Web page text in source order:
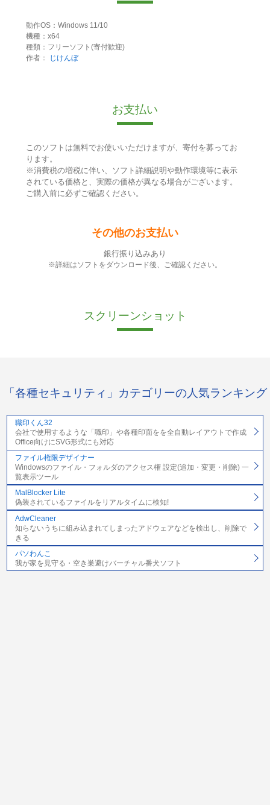
動作OS：Windows 11/10
機種：x64
種類：フリーソフト(寄付歓迎)
作者：
じけんぼ
お支払い
このソフトは無料でお使いいただけますが、寄付を募ってお
ります。
※消費税の増税に伴い、ソフト詳細説明や動作環境等に表示
されている価格と、実際の価格が異なる場合がございます。
ご購入前に必ずご確認ください。
その他のお支払い
銀行振り込みあり
※詳細はソフトをダウンロード後、ご確認ください。
スクリーンショット
「各種セキュリティ」カテゴリーの人気ランキング
職印くん32
会社で使用するような「職印」や各種印面をを全自動レイアウトで作成
Office向けにSVG形式にも対応
ファイル権限デザイナー
Windowsのファイル・フォルダのアクセス権 設定(追加・変更・削除) 一
覧表示ツール
MalBlocker Lite
偽装されているファイルをリアルタイムに検知!
AdwCleaner
知らないうちに組み込まれてしまったアドウェアなどを検出し、削除で
きる
パソわんこ
我が家を見守る・空き巣避けバーチャル番犬ソフト